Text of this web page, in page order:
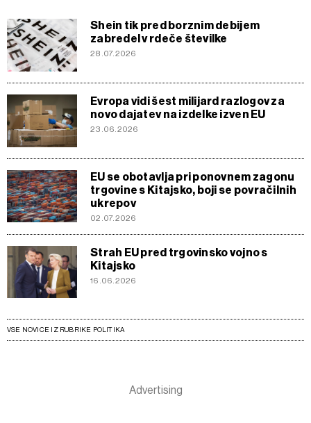
Shein tik pred borznim debijem
zabredel v rdeče številke
28.07.2026
Evropa vidi šest milijard razlogov za
novo dajatev na izdelke izven EU
23.06.2026
EU se obotavlja pri ponovnem zagonu
trgovine s Kitajsko, boji se povračilnih
ukrepov
02.07.2026
Strah EU pred trgovinsko vojno s
Kitajsko
16.06.2026
VSE NOVICE IZ RUBRIKE POLITIKA